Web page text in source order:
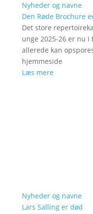
Nyheder og navne
Den Røde Brochure
Det store
unge 2025-26 er nu
allerede kan
hjemmeside
Læs mere
Nyheder og navne
Lars Salling er død